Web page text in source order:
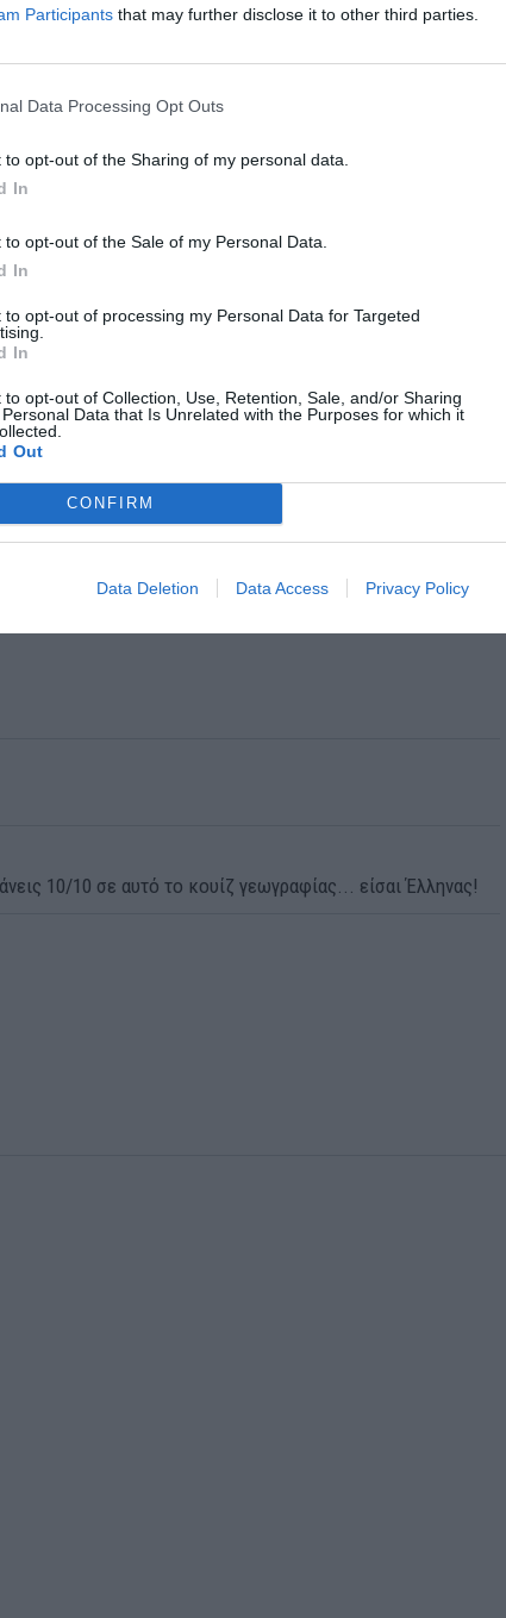
Participants that may further disclose it to other third parties.
Data Processing Opt Outs
to opt-out of the Sharing of my personal data.
In
to opt-out of the Sale of my Personal Data.
In
to opt-out of processing my Personal Data for Targeted
In
to opt-out of Collection, Use, Retention, Sale, and/or Sharing
Data that Is Unrelated with the Purposes for which it
Out
CONFIRM
Data Deletion Data Access Privacy Policy
τα καλύτερά μας άρθρα
on Google
10/10 σε αυτό το κουίζ γεωγραφίας... είσαι Έλληνας!